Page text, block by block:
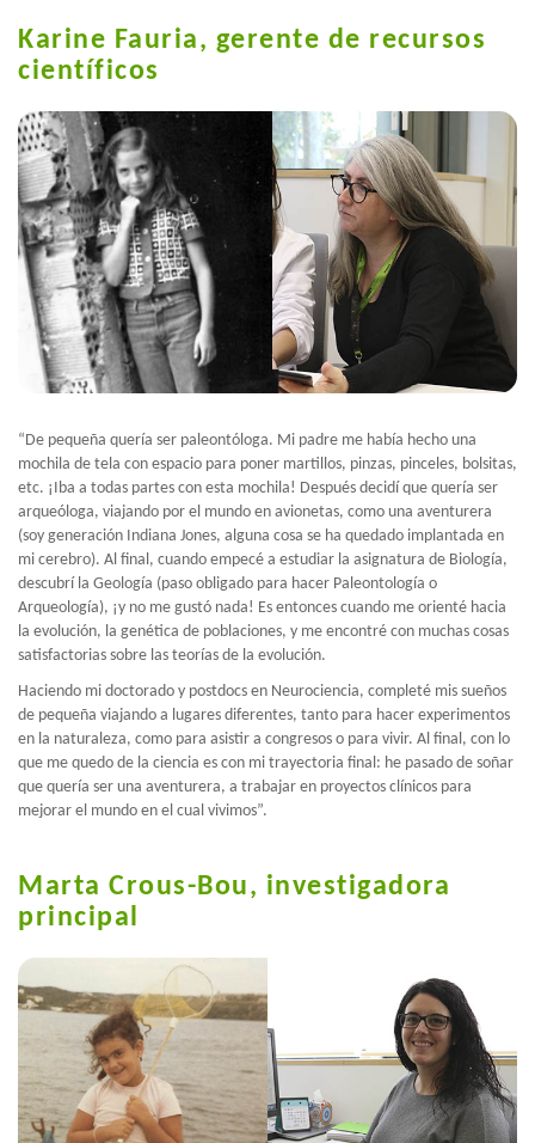
Karine Fauria, gerente de recursos
científicos
“De pequeña quería ser paleontóloga. Mi padre me había hecho una
mochila de tela con espacio para poner martillos, pinzas, pinceles, bolsitas,
etc. ¡Iba a todas partes con esta mochila! Después decidí que quería ser
arqueóloga, viajando por el mundo en avionetas, como una aventurera
(soy generación Indiana Jones, alguna cosa se ha quedado implantada en
mi cerebro). Al final, cuando empecé a estudiar la asignatura de Biología,
descubrí la Geología (paso obligado para hacer Paleontología o
Arqueología), ¡y no me gustó nada! Es entonces cuando me orienté hacia
la evolución, la genética de poblaciones, y me encontré con muchas cosas
satisfactorias sobre las teorías de la evolución.
Haciendo mi doctorado y postdocs en Neurociencia, completé mis sueños
de pequeña viajando a lugares diferentes, tanto para hacer experimentos
en la naturaleza, como para asistir a congresos o para vivir. Al final, con lo
que me quedo de la ciencia es con mi trayectoria final: he pasado de soñar
que quería ser una aventurera, a trabajar en proyectos clínicos para
mejorar el mundo en el cual vivimos”.
Marta Crous-Bou, investigadora
principal